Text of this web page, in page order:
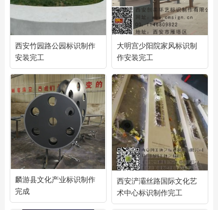
西安竹园路公园标识制作
安装完工
大明宫少阳院家风标识制
作安装完工
麟游县文化产业标识制作
完成
西安浐灞丝路国际文化艺
术中心标识制作完工